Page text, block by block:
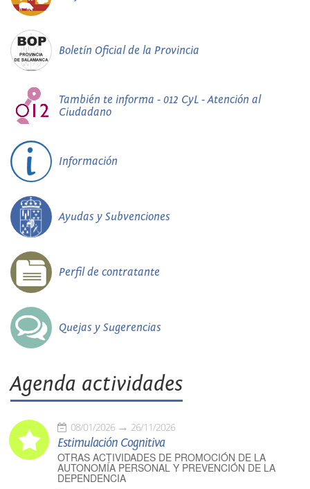
Boletín Oficial de la Provincia
También te informa - 012 CyL - Atención al
Ciudadano
Información
Ayudas y Subvenciones
Perfil de contratante
Quejas y Sugerencias
Agenda actividades
08/01/2026 26/11/2026
Estimulación Cognitiva
OTRAS ACTIVIDADES DE PROMOCIÓN DE LA
AUTONOMÍA PERSONAL Y PREVENCIÓN DE LA
DEPENDENCIA